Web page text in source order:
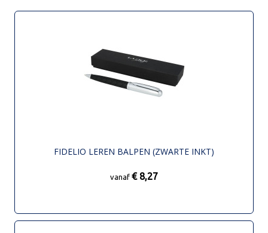
FIDELIO LEREN BALPEN (ZWARTE INKT)
vanaf € 8,27